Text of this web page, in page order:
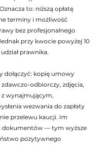
to: niższą opłatę
terminy i możliwość
bez profesjonalnego
przy kwocie powyżej 10
prawnika.
dołączyć: kopię umowy
odbiorczy, zdjęcia,
wynajmującym,
wezwania do zapłaty
przelewu kaucji. Im
dokumentów — tym wyższe
pozytywnego